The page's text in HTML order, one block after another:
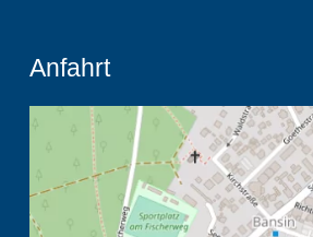
Anfahrt